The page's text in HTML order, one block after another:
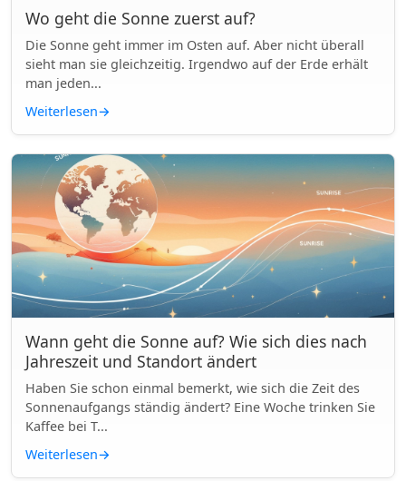
Wo geht die Sonne zuerst auf?
Die Sonne geht immer im Osten auf. Aber nicht überall
sieht man sie gleichzeitig. Irgendwo auf der Erde erhält
man jeden...
Weiterlesen→
Wann geht die Sonne auf? Wie sich dies nach
Jahreszeit und Standort ändert
Haben Sie schon einmal bemerkt, wie sich die Zeit des
Sonnenaufgangs ständig ändert? Eine Woche trinken Sie
Kaffee bei T...
Weiterlesen→